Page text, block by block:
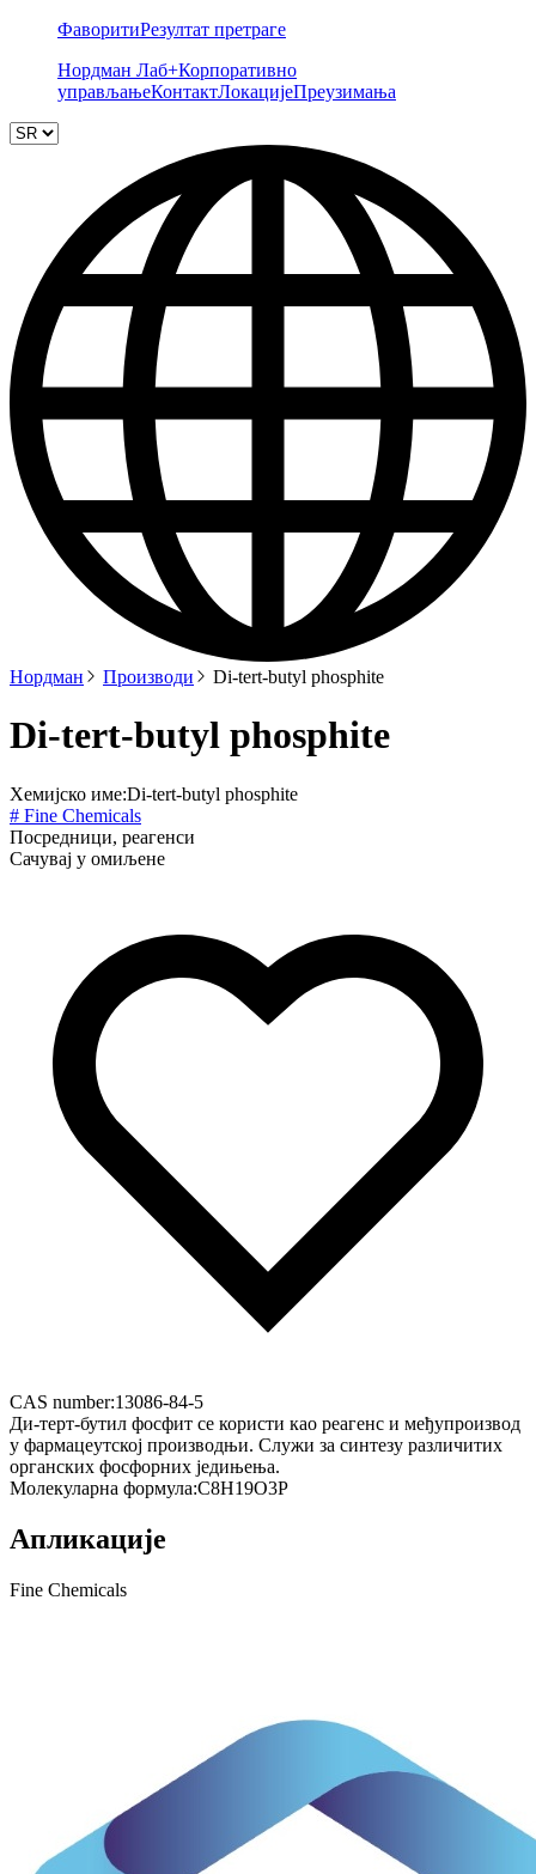
ФаворитиРезултат претраге
Нордман Лаб+Корпоративно
управљањеКонтактЛокацијеПреузимања
Нордман Производи Di-tert-butyl phosphite
Di-tert-butyl phosphite
Хемијско име:Di-tert-butyl phosphite
# Fine Chemicals
Посредници, реагенси
Сачувај у омиљене
CAS number:13086-84-5
Ди-терт-бутил фосфит се користи као реагенс и међупроизвод
у фармацеутској производњи. Служи за синтезу различитих
органских фосфорних једињења.
Молекуларна формула:C8H19O3P
Апликације
Fine Chemicals